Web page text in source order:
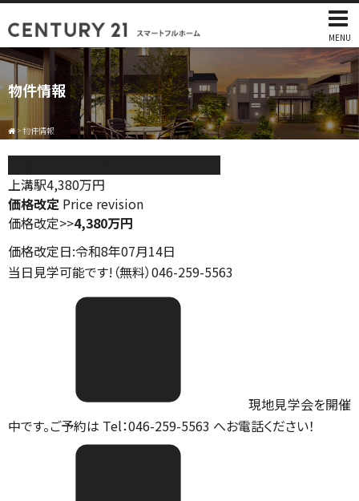
MENU
物件情報
>物件情報
上溝駅4,380万円
価格改定 Price revision
価格改定>>4,380万円
価格改定日:令和8年07月14日
当日見学可能です!（無料）046-259-5563
現地見学会を開催
中です。ご予約は Tel：046-259-5563 へお電話ください！